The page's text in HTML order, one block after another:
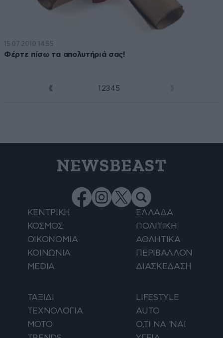
15·07·2010 14:55
Φέρτε πίσω τα απολυτήριά σας!
1 23 4 5
NEWSBEAST
ΚΕΝΤΡΙΚΗ
ΕΛΛΑΔΑ
ΚΟΣΜΟΣ
ΠΟΛΙΤΙΚΗ
ΟΙΚΟΝΟΜΙΑ
ΑΘΛΗΤΙΚΑ
ΚΟΙΝΩΝΙΑ
ΠΕΡΙΒΑΛΛΟΝ
MEDIA
ΔΙΑΣΚΕΔΑΣΗ
ΤΑΞΙΔΙ
LIFESTYLE
ΤΕΧΝΟΛΟΓΙΑ
AUTO
ΜΟΤΟ
Ο,ΤΙ ΝΑ 'ΝΑΙ